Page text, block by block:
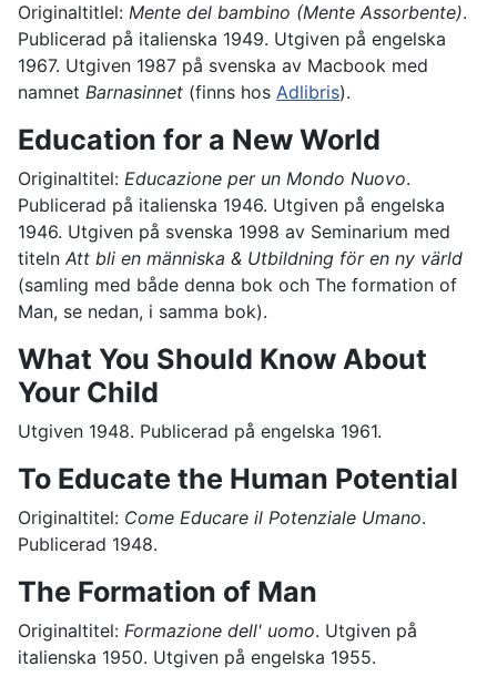
Originaltitlel: Mente del bambino (Mente Assorbente).
Publicerad på italienska 1949. Utgiven på engelska
1967. Utgiven 1987 på svenska av Macbook med
namnet Barnasinnet (finns hos Adlibris).
Education for a New World
Originaltitel: Educazione per un Mondo Nuovo.
Publicerad på italienska 1946. Utgiven på engelska
1946. Utgiven på svenska 1998 av Seminarium med
titeln Att bli en människa & Utbildning för en ny värld
(samling med både denna bok och The formation of
Man, se nedan, i samma bok).
What You Should Know About
Your Child
Utgiven 1948. Publicerad på engelska 1961.
To Educate the Human Potential
Originaltitel: Come Educare il Potenziale Umano.
Publicerad 1948.
The Formation of Man
Originaltitel: Formazione dell' uomo. Utgiven på
italienska 1950. Utgiven på engelska 1955.